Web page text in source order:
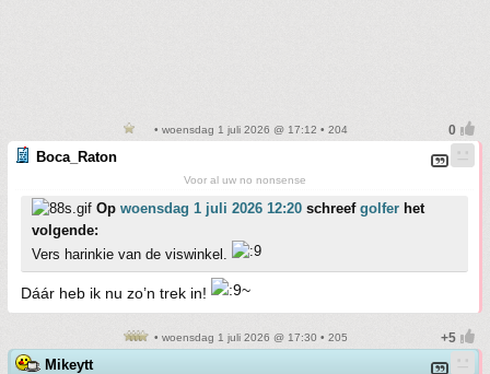
• woensdag 1 juli 2026 @ 17:12 • 204
Boca_Raton
Voor al uw no nonsense
Op woensdag 1 juli 2026 12:20 schreef golfer het
volgende:
Vers harinkie van de viswinkel.
Dáár heb ik nu zo’n trek in!
• woensdag 1 juli 2026 @ 17:30 • 205
Mikeytt